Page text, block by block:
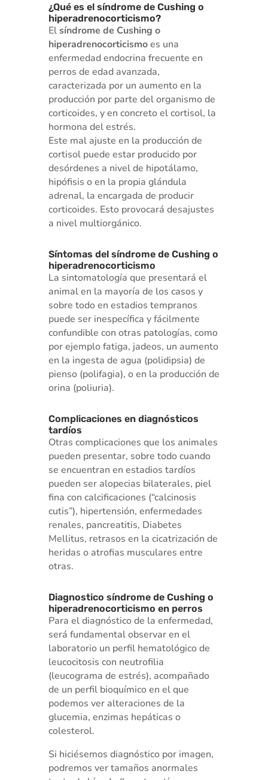
¿Qué es el síndrome de Cushing o
hiperadrenocorticismo?
Elsíndrome de Cushing o
hiperadrenocorticismoes una
enfermedad endocrina frecuente en
perros de edad avanzada,
caracterizada por un aumento en la
producción por parte del organismo de
corticoides, y en concreto el cortisol, la
hormona del estrés.
Este mal ajuste en la producción de
cortisol puede estar producido por
desórdenes a nivel de hipotálamo,
hipófisis o en la propia glándula
adrenal, la encargada de producir
corticoides. Esto provocará desajustes
a nivel multiorgánico.
Síntomas del síndrome de Cushing o
hiperadrenocorticismo
La sintomatología que presentará el
animal en la mayoría de los casos y
sobre todo en estadios tempranos
puede ser inespecífica y fácilmente
confundible con otras patologías, como
por ejemplo fatiga, jadeos, un aumento
en la ingesta de agua (polidipsia) de
pienso (polifagia), o en la producción de
orina (poliuria).
Complicaciones en diagnósticos
tardíos
Otras complicaciones que los animales
pueden presentar, sobre todo cuando
se encuentran en estadios tardíos
pueden ser alopecias bilaterales, piel
fina con calcificaciones (“calcinosis
cutis”), hipertensión, enfermedades
renales, pancreatitis, Diabetes
Mellitus, retrasos en la cicatrización de
heridas o atrofias musculares entre
otras.
Diagnostico síndrome de Cushing o
hiperadrenocorticismo en perros
Para el diagnóstico de la enfermedad,
será fundamental observar en el
laboratorio un perfil hematológico de
leucocitosis con neutrofilia
(leucograma de estrés), acompañado
de un perfil bioquímico en el que
podemos ver alteraciones de la
glucemia, enzimas hepáticas o
colesterol.
Si hiciésemos diagnóstico por imagen,
podremos ver tamaños anormales